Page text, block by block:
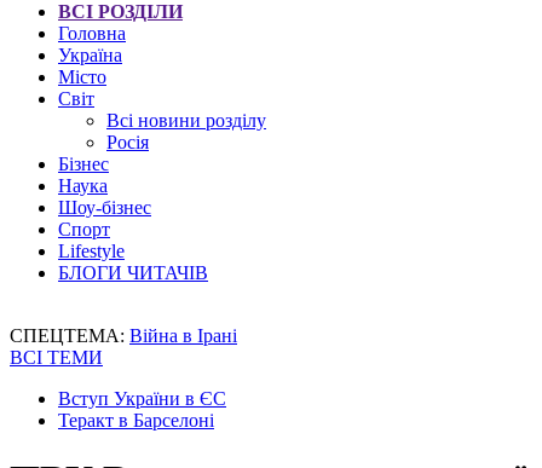
ВСІ РОЗДІЛИ
Головна
Україна
Місто
Світ
Всі новини розділу
Росія
Бізнес
Наука
Шоу-бізнес
Спорт
Lifestyle
БЛОГИ ЧИТАЧІВ
СПЕЦТЕМА: Війна в Ірані
ВСІ ТЕМИ
Вступ України в ЄС
Теракт в Барселоні